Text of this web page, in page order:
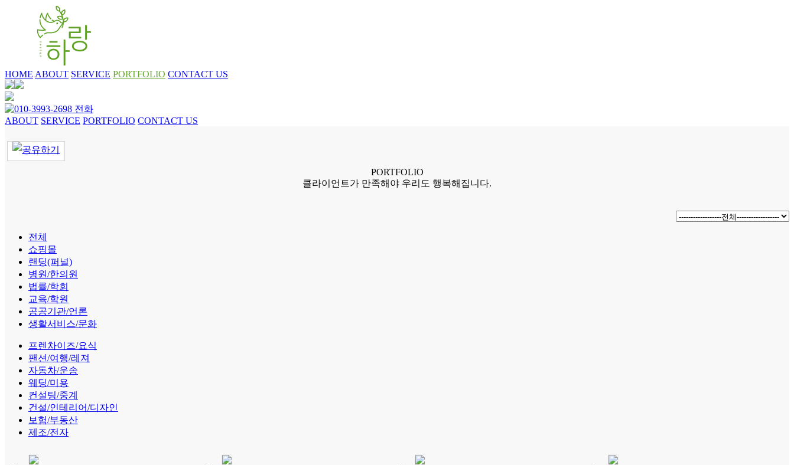
HOME ABOUT SERVICE PORTFOLIO CONTACT US
ABOUT SERVICE PORTFOLIO CONTACT US
PORTFOLIO
클라이언트가 만족해야 우리도 행복해집니다.
전체
쇼핑몰
랜딩(퍼널)
병원/한의원
법률/학회
교육/학원
공공기관/언론
생활서비스/문화
프렌차이즈/요식
팬션/여행/레져
자동차/운송
웨딩/미용
컨설팅/중계
건설/인테리어/디자인
보험/부동산
제조/전자